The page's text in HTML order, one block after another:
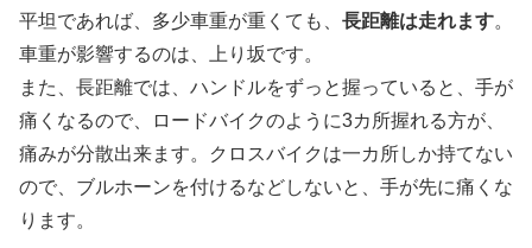
平坦であれば、多少車重が重くても、 長距離は走れます。
車重が影響するのは、上り坂です。
また、長距離では、ハンドルをずっと握っていると、手が
痛くなるので、ロードバイクのように3カ所握れる方が、
痛みが分散出来ます。クロスバイクは一カ所しか持てない
ので、ブルホーンを付けるなどしないと、手が先に痛くな
ります。